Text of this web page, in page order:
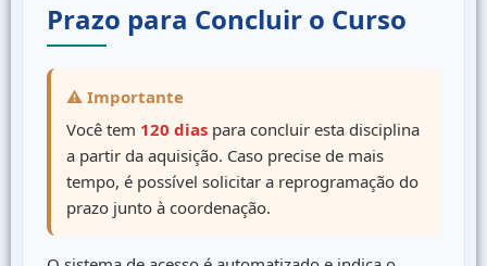
Prazo para Concluir o Curso
⚠ Importante
Você tem 120 dias para concluir esta disciplina
a partir da aquisição. Caso precise de mais
tempo, é possível solicitar a reprogramação do
prazo junto à coordenação.